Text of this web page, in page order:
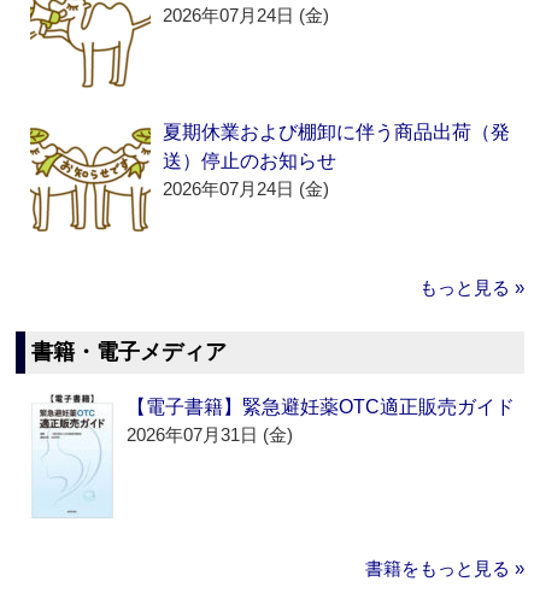
2026年07月24日 (金)
夏期休業および棚卸に伴う商品出荷（発
送）停止のお知らせ
2026年07月24日 (金)
もっと見る »
書籍・電子メディア
【電子書籍】緊急避妊薬OTC適正販売ガイド
2026年07月31日 (金)
書籍をもっと見る »